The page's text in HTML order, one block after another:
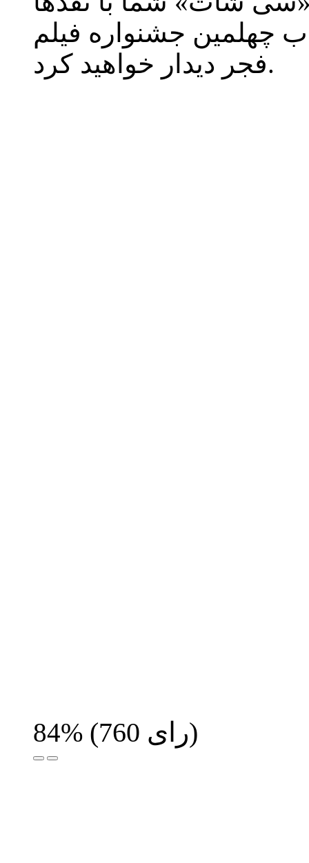
چهلمین جشنواره فیلم
فجر دیدار خواهید کرد.
84% (760 رای)